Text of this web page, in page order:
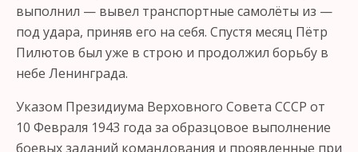
выполнил — вывел транспортные самолёты из —
под удара, приняв его на себя. Спустя месяц Пётр
Пилютов был уже в строю и продолжил борьбу в
небе Ленинграда.
Указом Президиума Верховного Совета СССР от
10 Февраля 1943 года за образцовое выполнение
боевых заданий командования и проявленные при